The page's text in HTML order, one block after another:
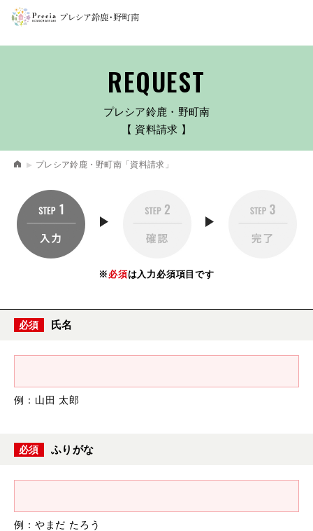
REQUEST
プレシア鈴鹿・野町南
【 資料請求 】
プレシア鈴鹿・野町南「資料請求」
※ 必須は入力必須項目です
必須 氏名
例：山田 太郎
必須 ふりがな
例：やまだ たろう